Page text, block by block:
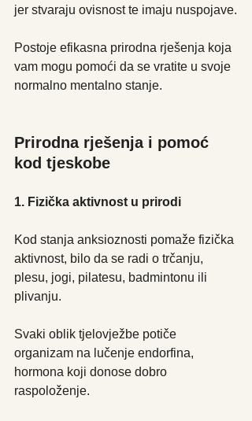
jer stvaraju ovisnost te imaju nuspojave.
Postoje efikasna prirodna rješenja koja
vam mogu pomoći da se vratite u svoje
normalno mentalno stanje.
Prirodna rješenja i pomoć
kod tjeskobe
1. Fizička aktivnost u prirodi
Kod stanja anksioznosti pomaže fizička
aktivnost, bilo da se radi o trčanju,
plesu, jogi, pilatesu, badmintonu ili
plivanju.
Svaki oblik tjelovježbe potiče
organizam na lučenje endorfina,
hormona koji donose dobro
raspoloženje.